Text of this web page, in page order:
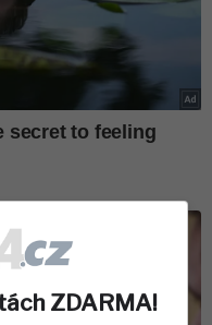
ZDARMA!